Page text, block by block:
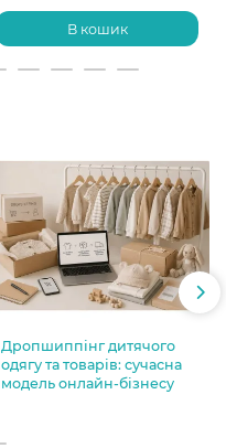
В кошик
Дропшиппінг дитячого
одягу та товарів: сучасна
модель онлайн-бізнесу